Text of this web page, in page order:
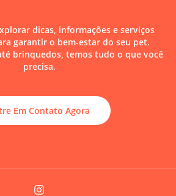
dicas, informações e serviços
garantir o bem-estar do seu pet.
brinquedos, temos tudo o que você
precisa.
Em Contato Agora